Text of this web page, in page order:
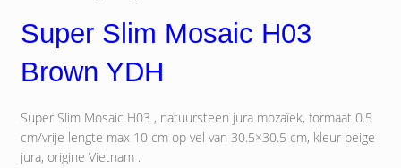
Super Slim Mosaic H03
Brown YDH
Super Slim Mosaic H03 , natuursteen jura mozaïek, formaat 0.5
cm/vrije lengte max 10 cm op vel van 30.5×30.5 cm, kleur beige
jura, origine Vietnam .